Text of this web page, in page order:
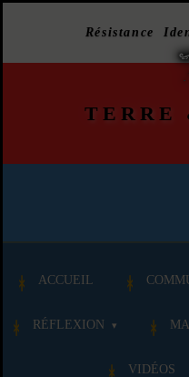
Résistance
TERRE
ACCUEIL
RÉFLEXION
VIDÉOS